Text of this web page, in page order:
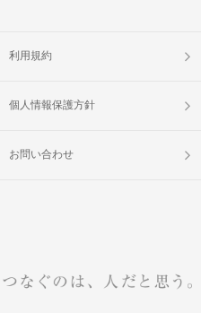
利用規約
個人情報保護方針
お問い合わせ